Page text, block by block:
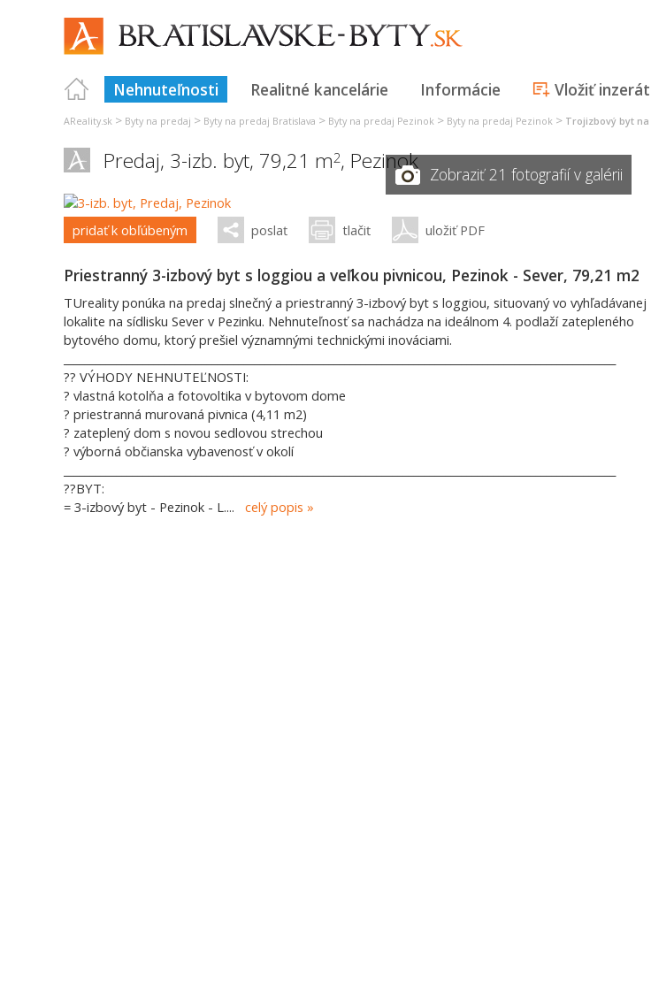
Nehnuteľnosti Realitné kancelárie Informácie Vložiť inzerát
AReality.sk > Byty na predaj > Byty na predaj Bratislava > Byty na predaj Pezinok > Byty na predaj Pezinok > Trojizbový byt
Predaj, 3-izb. byt, 79,21 m2, Pezinok Zobraziť 21 fotografií v galérii
pridať k obľúbeným poslať tlačiť uložiť PDF
Priestranný 3-izbový byt s loggiou a veľkou pivnicou, Pezinok - Sever, 79,21 m2
TUreality ponúka na predaj slnečný a priestranný 3-izbový byt s loggiou, situovaný vo vyhľadávanej
lokalite na sídlisku Sever v Pezinku. Nehnuteľnosť sa nachádza na ideálnom 4. podlaží zatepleného
bytového domu, ktorý prešiel významnými technickými inováciami.
?? VÝHODY NEHNUTEĽNOSTI:
? vlastná kotolňa a fotovoltika v bytovom dome
? priestranná murovaná pivnica (4,11 m2)
? zateplený dom s novou sedlovou strechou
? výborná občianska vybavenosť v okolí
??BYT:
= 3-izbový byt - Pezinok - L.... celý popis